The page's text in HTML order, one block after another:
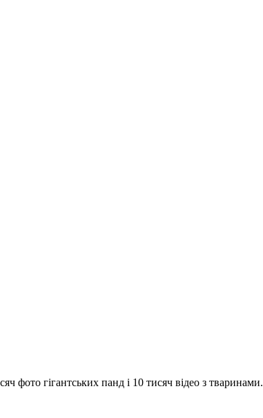
фото гігантських панд і 10 тисяч відео з тваринами.